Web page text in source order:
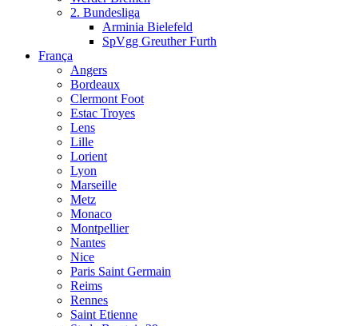
2. Bundesliga
Arminia Bielefeld
SpVgg Greuther Furth
França
Angers
Bordeaux
Clermont Foot
Estac Troyes
Lens
Lille
Lorient
Lyon
Marseille
Metz
Monaco
Montpellier
Nantes
Nice
Paris Saint Germain
Reims
Rennes
Saint Etienne